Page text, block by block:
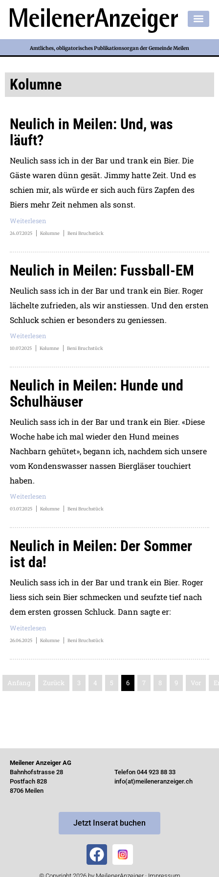
Amtliches, obligatorisches Publikationsorgan der Gemeinde Meilen
Kolumne
Neulich in Meilen: Und, was
läuft?
Neulich sass ich in der Bar und trank ein Bier. Die
Gäste waren dünn gesät. Jimmy hatte Zeit. Und es
schien mir, als würde er sich auch fürs Zapfen des
Biers mehr Zeit nehmen als sonst.
Weiterlesen
24.07.2025 Kolumne Beni Bruchstück
Neulich in Meilen: Fussball-EM
Neulich sass ich in der Bar und trank ein Bier. Roger
lächelte zufrieden, als wir anstiessen. Und den ersten
Schluck schien er besonders zu geniessen.
Weiterlesen
10.07.2025 Kolumne Beni Bruchstück
Neulich in Meilen: Hunde und
Schulhäuser
Neulich sass ich in der Bar und trank ein Bier. «Diese
Woche habe ich mal wieder den Hund meines
Nachbarn gehütet», begann ich, nachdem sich unsere
vom Kondenswasser nassen Biergläser touchiert
haben.
Weiterlesen
03.07.2025 Kolumne Beni Bruchstück
Neulich in Meilen: Der Sommer
ist da!
Neulich sass ich in der Bar und trank ein Bier. Roger
liess sich sein Bier schmecken und seufzte tief nach
dem ersten grossen Schluck. Dann sagte er:
Weiterlesen
26.06.2025 Kolumne Beni Bruchstück
Anfang Zurück 3 4 5 6 7 8 9 Vor
Meilener Anzeiger AG
Bahnhofstrasse 28
Postfach 828
8706 Meilen
Telefon 044 923 88 33
info(at)meileneranzeiger.ch
Jetzt Inserat buchen